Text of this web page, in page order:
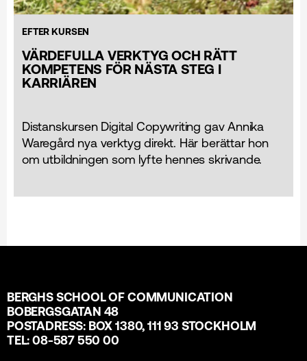
EFTER KURSEN
VÄRDEFULLA VERKTYG OCH RÄTT
KOMPETENS FÖR NÄSTA STEG I
KARRIÄREN
Distanskursen Digital Copywriting gav Annika
Waregård nya verktyg direkt. Här berättar hon
om utbildningen som lyfte hennes skrivande.
BERGHS SCHOOL OF COMMUNICATION
BOBERGSGATAN 48
POSTADRESS: BOX 1380, 111 93 STOCKHOLM
TEL: 08-587 550 00